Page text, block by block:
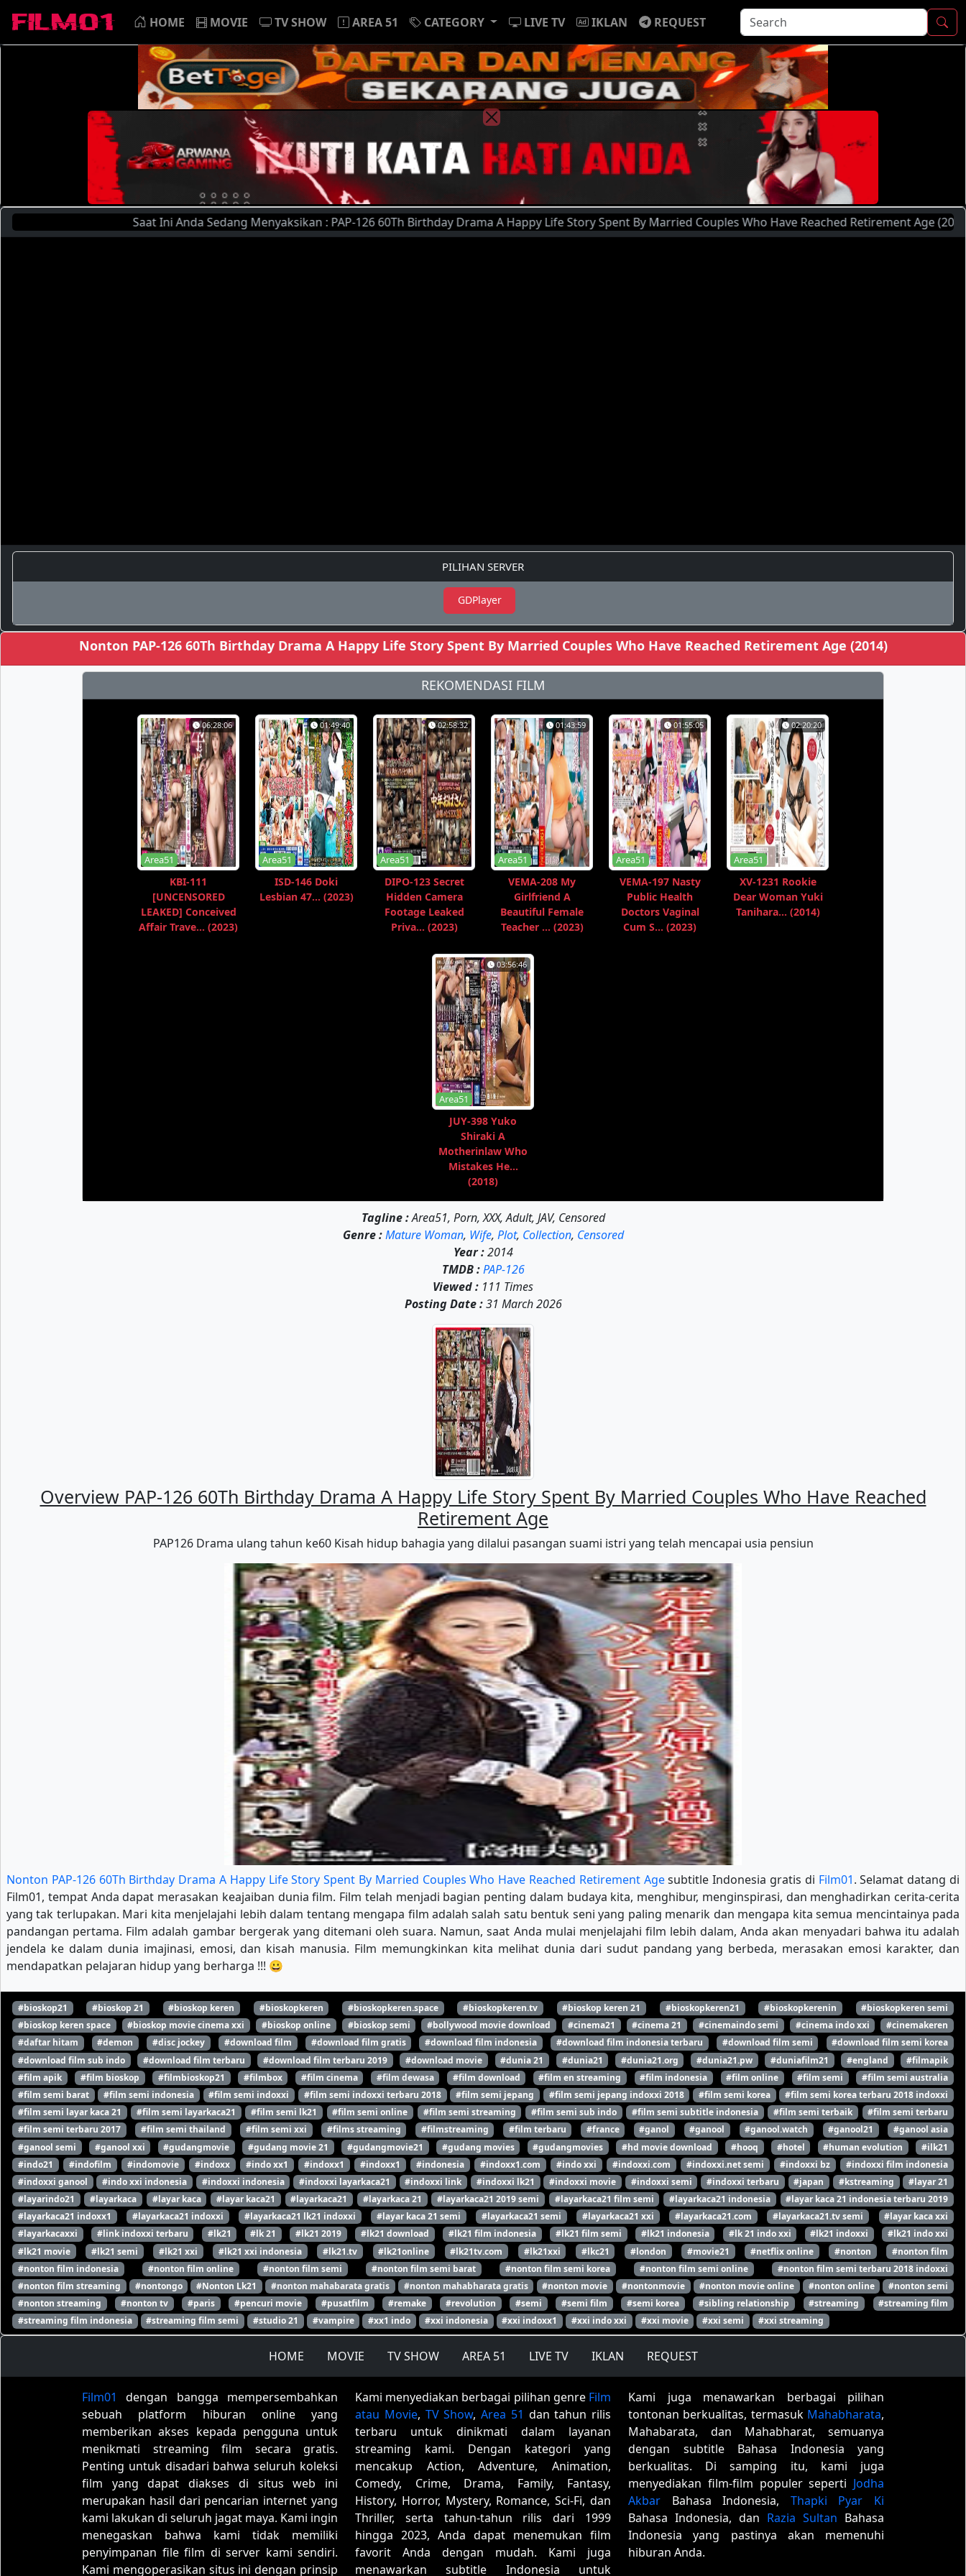
HOME MOVIE TV SHOW AREA 51 CATEGORY LIVE TV IKLAN REQUEST
Saat Ini Anda Sedang Menyaksikan : PAP-126 60Th Birthday Drama A Happy Life Story Spent By Married Couples Who Have Reached Retirement Age (2014) |
PILIHAN SERVER
GDPlayer
Nonton PAP-126 60Th Birthday Drama A Happy Life Story Spent By Married Couples Who Have Reached Retirement Age (2014)
REKOMENDASI FILM
06:28:06
Area51
KBI-111
[UNCENSORED
LEAKED] Conceived
Affair Trave... (2023)
01:49:40
Area51
ISD-146 Doki
Lesbian 47... (2023)
02:58:32
Area51
DIPO-123 Secret
Hidden Camera
Footage Leaked
Priva... (2023)
01:43:59
Area51
VEMA-208 My
Girlfriend A
Beautiful Female
Teacher ... (2023)
01:55:05
Area51
VEMA-197 Nasty
Public Health
Doctors Vaginal
Cum S... (2023)
02:20:20
Area51
XV-1231 Rookie
Dear Woman Yuki
Tanihara... (2014)
03:56:46
Area51
JUY-398 Yuko
Shiraki A
Motherinlaw Who
Mistakes He...
(2018)
Tagline :Area51, Porn, XXX, Adult, JAV, Censored
Genre : Mature Woman, Wife, Plot, Collection, Censored
Year :2014
TMDB : PAP-126
Viewed : 111 Times
Posting Date :31 March 2026
Overview PAP-126 60Th Birthday Drama A Happy Life Story Spent By Married Couples Who Have Reached
Retirement Age
PAP126 Drama ulang tahun ke60 Kisah hidup bahagia yang dilalui pasangan suami istri yang telah mencapai usia pensiun
Nonton PAP-126 60Th Birthday Drama A Happy Life Story Spent By Married Couples Who Have Reached Retirement Agesubtitle Indonesia gratis di Film01. Selamat datang di
Film01, tempat Anda dapat merasakan keajaiban dunia film. Film telah menjadi bagian penting dalam budaya kita, menghibur, menginspirasi, dan menghadirkan cerita-cerita
yang tak terlupakan. Mari kita menjelajahi lebih dalam tentang mengapa film adalah salah satu bentuk seni yang paling menarik dan mengapa kita semua mencintainya pada
pandangan pertama. Film adalah gambar bergerak yang ditemani oleh suara. Namun, saat Anda mulai menjelajahi film lebih dalam, Anda akan menyadari bahwa itu adalah
jendela ke dalam dunia imajinasi, emosi, dan kisah manusia. Film memungkinkan kita melihat dunia dari sudut pandang yang berbeda, merasakan emosi karakter, dan
mendapatkan pelajaran hidup yang berharga !!! 😀
#bioskop21 #bioskop 21 #bioskop keren #bioskopkeren #bioskopkeren.space #bioskopkeren.tv #bioskop keren 21 #bioskopkeren21 #bioskopkerenin
#bioskopkeren semi
#bioskop keren space
#bioskop movie cinema xxi #bioskop online #bioskop semi #bollywood movie download #cinema21 #cinema 21 #cinemaindo semi #cinema indo xxi
#cinemakeren
#daftar hitam
#demon #disc jockey #download film #download film gratis #download film indonesia #download film indonesia terbaru #download film semi
#download film semi korea
#download film sub indo
#download film terbaru #download film terbaru 2019 #download movie #dunia 21 #dunia21 #dunia21.org #dunia21.pw #duniafilm21 #england
#filmapik
#film apik
#film bioskop #filmbioskop21 #filmbox #film cinema #film dewasa #film download #film en streaming #film indonesia #film online #film semi
#film semi australia
#film semi barat
#film semi indonesia #film semi indoxxi #film semi indoxxi terbaru 2018 #film semi jepang #film semi jepang indoxxi 2018 #film semi korea
#film semi korea terbaru 2018 indoxxi
#film semi layar kaca 21
#film semi layarkaca21 #film semi lk21 #film semi online #film semi streaming #film semi sub indo #film semi subtitle indonesia #film semi terbaik
#film semi terbaru
#film semi terbaru 2017
#film semi thailand #film semi xxi #films streaming #filmstreaming #film terbaru #france #ganol #ganool #ganool.watch #ganool21
#ganool asia
#ganool semi
#ganool xxi #gudangmovie #gudang movie 21 #gudangmovie21 #gudang movies #gudangmovies #hd movie download #hooq #hotel #human evolution
#ilk21
#indo21
#indofilm #indomovie #indoxx #indo xx1 #indoxx1 #indoxx1 #indonesia #indoxx1.com #indo xxi #indoxxi.com #indoxxi.net semi #indoxxi bz
#indoxxi film indonesia
#indoxxi ganool
#indo xxi indonesia #indoxxi indonesia #indoxxi layarkaca21 #indoxxi link #indoxxi lk21 #indoxxi movie #indoxxi semi #indoxxi terbaru #japan #kstreaming
#layar 21
#layarindo21
#layarkaca #layar kaca #layar kaca21 #layarkaca21 #layarkaca 21 #layarkaca21 2019 semi #layarkaca21 film semi #layarkaca21 indonesia
#layar kaca 21 indonesia terbaru 2019
#layarkaca21 indoxx1
#layarkaca21 indoxxi #layarkaca21 lk21 indoxxi #layar kaca 21 semi #layarkaca21 semi #layarkaca21 xxi #layarkaca21.com #layarkaca21.tv semi
#layar kaca xxi
#layarkacaxxi
#link indoxxi terbaru #lk21 #lk 21 #lk21 2019 #lk21 download #lk21 film indonesia #lk21 film semi #lk21 indonesia #lk 21 indo xxi #lk21 indoxxi
#lk21 indo xxi
#lk21 movie
#lk21 semi #lk21 xxi #lk21 xxi indonesia #lk21.tv #lk21online #lk21tv.com #lk21xxi #lkc21 #london #movie21 #netflix online #nonton
#nonton film
#nonton film indonesia
#nonton film online #nonton film semi #nonton film semi barat #nonton film semi korea #nonton film semi online
#nonton film semi terbaru 2018 indoxxi
#nonton film streaming
#nontongo #Nonton Lk21 #nonton mahabarata gratis #nonton mahabharata gratis #nonton movie #nontonmovie #nonton movie online #nonton online
#nonton semi
#nonton streaming
#nonton tv #paris #pencuri movie #pusatfilm #remake #revolution #semi #semi film #semi korea #sibling relationship #streaming
#streaming film
#streaming film indonesia
#streaming film semi #studio 21 #vampire #xx1 indo #xxi indonesia #xxi indoxx1 #xxi indo xxi #xxi movie #xxi semi #xxi streaming
HOME MOVIE TV SHOW AREA 51 LIVE TV IKLAN REQUEST
Film01
dengan bangga mempersembahkan
sebuah platform hiburan online yang
memberikan akses kepada pengguna untuk
menikmati streaming film secara gratis.
Penting untuk disadari bahwa seluruh koleksi
film yang dapat diakses di situs web ini
merupakan hasil dari pencarian internet yang
kami lakukan di seluruh jagat maya. Kami ingin
menegaskan bahwa kami tidak memiliki
penyimpanan file film di server kami sendiri.
Kami mengoperasikan situs ini dengan prinsip
Kami menyediakan berbagai pilihan genre Film
atau Movie, TV Show, Area 51 dan tahun rilis
terbaru untuk dinikmati dalam layanan
streaming kami. Dengan kategori yang
mencakup Action, Adventure, Animation,
Comedy, Crime, Drama, Family, Fantasy,
History, Horror, Mystery, Romance, Sci-Fi, dan
Thriller, serta tahun-tahun rilis dari 1999
hingga 2023, Anda dapat menemukan film
favorit Anda dengan mudah. Kami juga
menawarkan subtitle Indonesia untuk
Kami juga menawarkan berbagai pilihan
tontonan berkualitas, termasuk Mahabharata,
Mahabarata, dan Mahabharat, semuanya
dengan subtitle Bahasa Indonesia yang
berkualitas. Di samping itu, kami juga
menyediakan film-film populer seperti Jodha
Akbar Bahasa Indonesia, Thapki Pyar Ki
Bahasa Indonesia, dan Razia Sultan Bahasa
Indonesia yang pastinya akan memenuhi
hiburan Anda.